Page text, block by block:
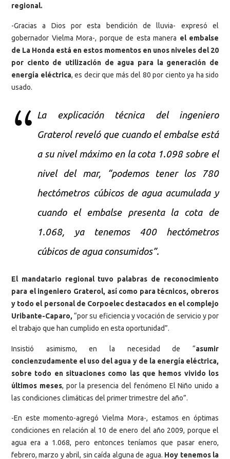
regional.
-Gracias a Dios por esta bendición de lluvia- expresó el
gobernador Vielma Mora-, porque de esta manera el embalse
de La Honda está en estos momentos en unos niveles del 20
por ciento de utilización de agua para la generación de
energía eléctrica, es decir que más del 80 por ciento ya ha sido
usado.
La explicación técnica del ingeniero
Graterol reveló que cuando el embalse está
a su nivel máximo en la cota 1.098 sobre el
nivel del mar, “podemos tener los 780
hectómetros cúbicos de agua acumulada y
cuando el embalse presenta la cota de
1.068, ya tenemos 400 hectómetros
cúbicos de agua consumidos”.
El mandatario regional tuvo palabras de reconocimiento
para el ingeniero Graterol, así como para técnicos, obreros
y todo el personal de Corpoelec destacados en el complejo
Uribante-Caparo, “por su eficiencia y vocación de servicio y por
el trabajo que han cumplido en esta oportunidad”.
Insistió asimismo, en la necesidad de “asumir
concienzudamente el uso del agua y de la energía eléctrica,
sobre todo en situaciones como las que hemos vivido los
últimos meses, por la presencia del fenómeno El Niño unido a
las condiciones climáticas del primer trimestre del año”.
-En este momento-agregó Vielma Mora-, estamos en óptimas
condiciones en relación al 10 de enero del año 2009, porque el
agua era a 1.068, pero entonces teníamos que pasar enero,
febrero, marzo y abril, sin caída alguna de agua. Hoy tenemos la